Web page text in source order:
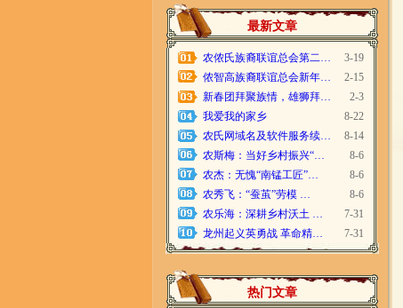
最新文章
农侬氏族裔联谊总会第二…
3-19
侬智高族裔联谊总会新年…
2-15
新春团拜聚族情，雄狮拜…
2-3
我爱我的家乡
8-22
农氏网域名及软件服务续…
8-14
农斯梅：当好乡村振兴“…
8-6
农杰：无愧“南锰工匠”…
8-6
农秀飞：“蚕茧”劳模 …
8-6
农乐海：深耕乡村沃土 …
7-31
龙州起义英勇战 革命精…
7-31
热门文章